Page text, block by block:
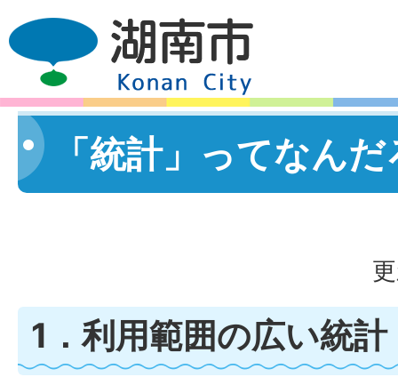
「統計」ってなん
1．利用範囲の広い統計